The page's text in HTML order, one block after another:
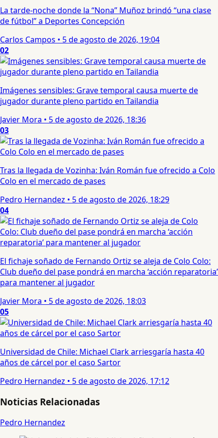
La tarde-noche donde la “Nona” Muñoz brindó “una clase
de fútbol” a Deportes Concepción
Carlos Campos • 5 de agosto de 2026, 19:04
02
Imágenes sensibles: Grave temporal causa muerte de
jugador durante pleno partido en Tailandia
Javier Mora • 5 de agosto de 2026, 18:36
03
Tras la llegada de Vozinha: Iván Román fue ofrecido a Colo
Colo en el mercado de pases
Pedro Hernandez • 5 de agosto de 2026, 18:29
04
El fichaje soñado de Fernando Ortiz se aleja de Colo Colo:
Club dueño del pase pondrá en marcha ‘acción reparatoria’
para mantener al jugador
Javier Mora • 5 de agosto de 2026, 18:03
05
Universidad de Chile: Michael Clark arriesgaría hasta 40
años de cárcel por el caso Sartor
Pedro Hernandez • 5 de agosto de 2026, 17:12
Noticias Relacionadas
Pedro Hernandez